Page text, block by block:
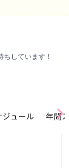
しています！
ジュール 年間